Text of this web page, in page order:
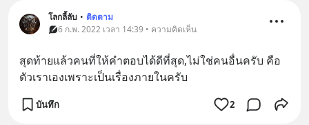
โลกลี้ลับ • ติดตาม
6 ก.พ. 2022 เวลา 14:39 • ความคิดเห็น
สุดท้ายแล้วคนที่ให้คำตอบได้ดีที่สุด,ไม่ใช่คนอื่นครับ คือ
ตัวเราเองเพราะเป็นเรื่องภายในครับ
บันทึก 2